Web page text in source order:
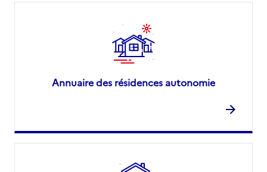
Annuaire des résidences autonomie